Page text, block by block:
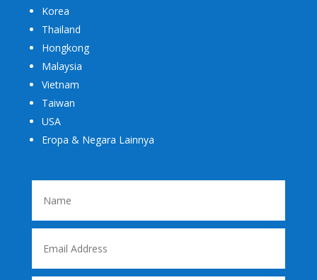
Korea
Thailand
Hongkong
Malaysia
Vietnam
Taiwan
USA
Eropa & Negara Lainnya